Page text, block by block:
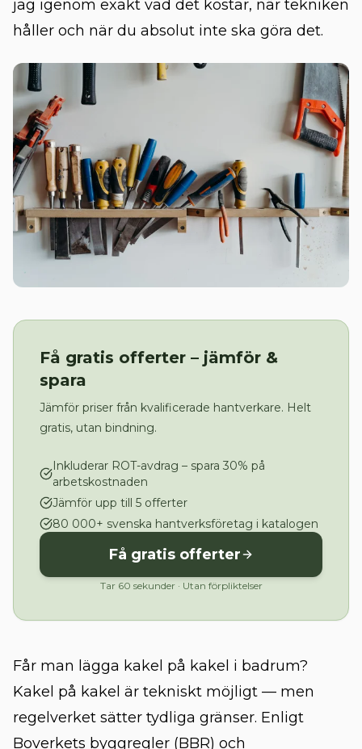
jag igenom exakt vad det kostar, när tekniken
håller och när du absolut inte ska göra det.
Få gratis offerter – jämför &
spara
Jämför priser från kvalificerade hantverkare. Helt
gratis, utan bindning.
Inkluderar ROT-avdrag – spara 30% på
arbetskostnaden
Jämför upp till 5 offerter
80 000+ svenska hantverksföretag i katalogen
Få gratis offerter
Tar 60 sekunder · Utan förpliktelser
Får man lägga kakel på kakel i badrum?
Kakel på kakel är tekniskt möjligt — men
regelverket sätter tydliga gränser. Enligt
Boverkets byggregler (BBR) och